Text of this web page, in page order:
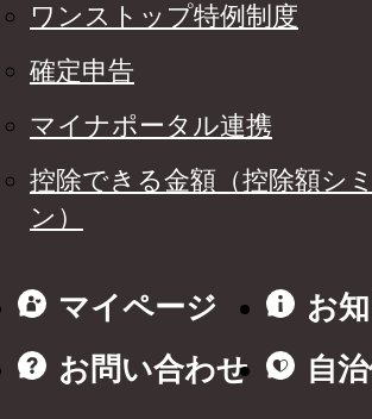
ワンストップ特例制度
確定申告
マイナポータル連携
控除できる金額（控除額シ
ン）
マイページ
お
お問い合わせ
自